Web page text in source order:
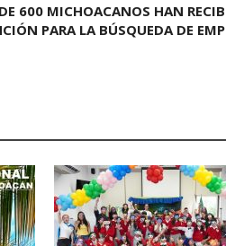
600 MICHOACANOS HAN
PARA LA BÚSQUEDA DE